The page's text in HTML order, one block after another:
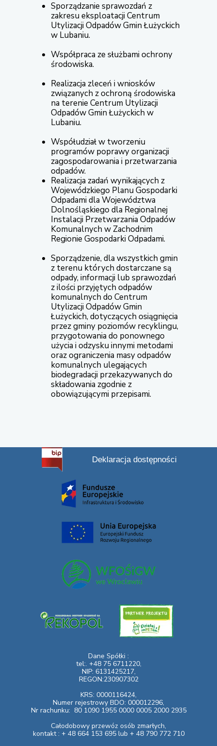
Deklaracja dostępności
Dane Spółki :
tel:. +48 75 6711220,
NIP: 6131425217,
REGON:230907302
KRS: 0000116424,
Numer rejestrowy BDO: 000012296,
Nr rachunku: 80 1090 1955 0000 0005 2000 2935
Całodobowy przewóz osób zmarłych,
kontakt : + 48 664 153 695 lub + 48 790 772 710
Sporządzanie sprawozdań z
zakresu eksploatacji Centrum
Utylizacji Odpadów Gmin Łużyckich
w Lubaniu.
Współpraca ze służbami ochrony
środowiska.
Realizacja zleceń i wniosków
związanych z ochroną środowiska
na terenie Centrum Utylizacji
Odpadów Gmin Łużyckich w
Lubaniu.
Współudział w tworzeniu
programów poprawy organizacji
zagospodarowania i przetwarzania
odpadów.
Realizacja zadań wynikających z
Wojewódzkiego Planu Gospodarki
Odpadami dla Województwa
Dolnośląskiego dla Regionalnej
Instalacji Przetwarzania Odpadów
Komunalnych w Zachodnim
Regionie Gospodarki Odpadami.
Sporządzenie, dla wszystkich gmin
z terenu których dostarczane są
odpady, informacji lub sprawozdań
z ilości przyjętych odpadów
komunalnych do Centrum
Utylizacji Odpadów Gmin
Łużyckich, dotyczących osiągnięcia
przez gminy poziomów recyklingu,
przygotowania do ponownego
użycia i odzysku innymi metodami
oraz ograniczenia masy odpadów
komunalnych ulegających
biodegradacji przekazywanych do
składowania zgodnie z
obowiązującymi przepisami.